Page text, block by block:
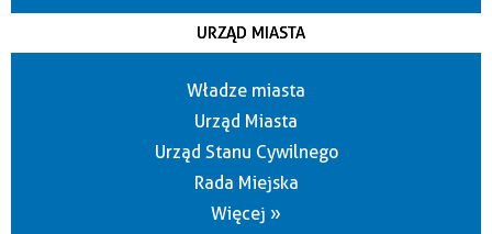
URZĄD MIASTA
Władze miasta
Urząd Miasta
Urząd Stanu Cywilnego
Rada Miejska
Więcej »